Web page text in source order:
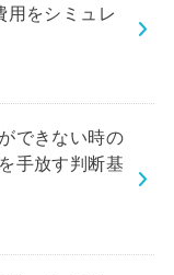
用をシミュレ
できない時の
手放す判断基